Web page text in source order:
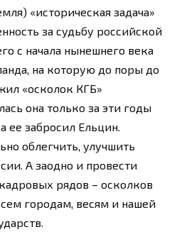
«историческая задача»
за судьбу российской
с начала нынешнего века
на которую до поры до
«осколок КГБ»
она только за эти годы
ее забросил Ельцин.
облегчить, улучшить
А заодно и провести
рядов – осколков
городам, весям и нашей